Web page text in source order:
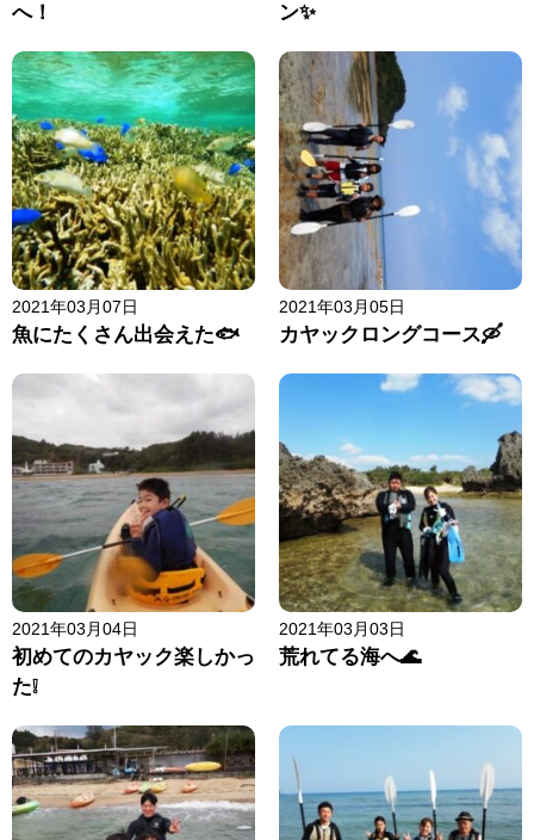
へ！
ン✨
2021年03月07日
魚にたくさん出会えた🐟
2021年03月05日
カヤックロングコース🛶
2021年03月04日
初めてのカヤック楽しかっ
た❕
2021年03月03日
荒れてる海へ🌊